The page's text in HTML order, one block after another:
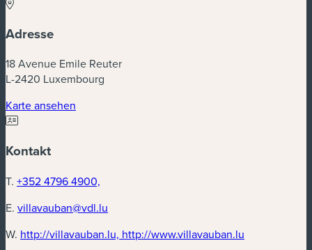
Adresse
18 Avenue Emile Reuter
L-2420 Luxembourg
Karte ansehen
Kontakt
T. +352 4796 4900,
E. villavauban@vdl.lu
W. http://villavauban.lu, http://www.villavauban.lu